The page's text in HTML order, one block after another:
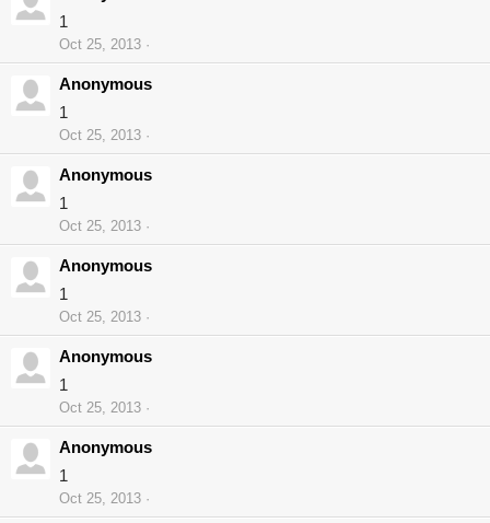
1
Oct 25, 2013
Anonymous
1
Oct 25, 2013
Anonymous
1
Oct 25, 2013
Anonymous
1
Oct 25, 2013
Anonymous
1
Oct 25, 2013
Anonymous
1
Oct 25, 2013